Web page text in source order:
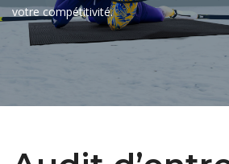
votre compétitivité.